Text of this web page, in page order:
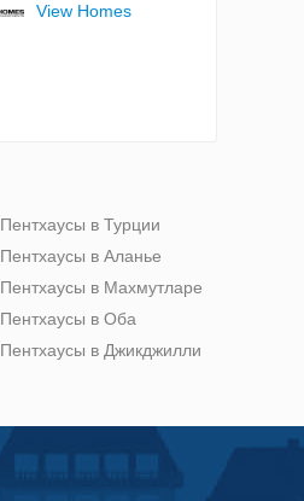
View Homes
Пентхаусы в Турции
Пентхаусы в Аланье
Пентхаусы в Махмутларе
Пентхаусы в Оба
Пентхаусы в Джикджилли